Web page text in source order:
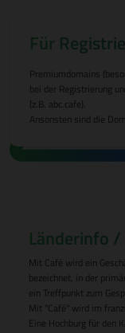
Für
Premiumdomains
bei der Registrierung
(z.B. abc.cafe).
Ansonsten sind die
Länderinfo
Mit Café wird ein
bezeichnet, in der
ein Treffpunkt zum
Mit "Café" wird im
Eine Hochburg für den